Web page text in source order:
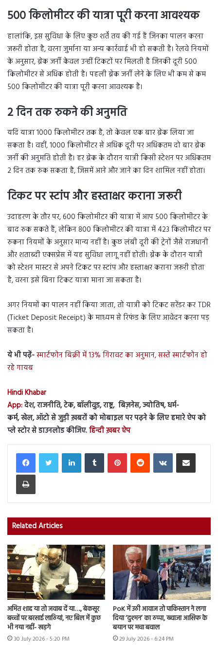
500 किलोमीटर की यात्रा पूरी करना आवश्यक
हालांकि, इस सुविधा के लिए कुछ शर्तें तय की गई हैं जिनका पालन करना
जरूरी होता है, वरना जुर्माना या अन्य कार्रवाई भी हो सकती है। रेलवे नियमों
के अनुसार, ब्रेक जर्नी केवल उन्हीं टिकटों पर मिलती है जिनकी दूरी 500
किलोमीटर से अधिक होती है। पहली ब्रेक जर्नी लेने के लिए भी कम से कम
500 किलोमीटर की यात्रा पूरी करना आवश्यक है।
2 दिन तक रुकने की अनुमति
यदि यात्रा 1000 किलोमीटर तक है, तो केवल एक बार ब्रेक लिया जा
सकता है। वहीं, 1000 किलोमीटर से अधिक दूरी पर अधिकतम दो बार ब्रेक
जर्नी की अनुमति होती है। हर ब्रेक के दौरान यात्री किसी स्टेशन पर अधिकतम
2 दिन तक रुक सकता है, जिसमें आने और जाने का दिन शामिल नहीं होता।
टिकट पर स्टांप और हस्ताक्षर कराना जरूरी
उदाहरण के तौर पर, 600 किलोमीटर की यात्रा में आप 500 किलोमीटर के
बाद रुक सकते हैं, लेकिन 800 किलोमीटर की यात्रा में 423 किलोमीटर पर
रुकना नियमों के अनुसार मान्य नहीं है। कुछ लंबी दूरी की ट्रेनों जैसे राजधानी
और शताब्दी एक्सप्रेस में यह सुविधा लागू नहीं होती। ब्रेक के दौरान यात्री
को स्टेशन मास्टर से अपने टिकट पर स्टांप और हस्ताक्षर कराना जरूरी होता
है, वरना इसे बिना टिकट यात्रा माना जा सकता है।
अगर नियमों का पालन नहीं किया जाता, तो यात्री को टिकट सरेंडर कर TDR
(Ticket Deposit Receipt) के माध्यम से रिफंड के लिए आवेदन करना पड़
सकता है।
ये भी पढ़ें-स्मार्टफोन बिक्री में 13% गिरावट का अनुमान, सस्ते स्मार्टफोन हो
रहे गायब
Hindi Khabar
App:देश, राजनीति, टेक, बॉलीवुड, राष्ट्र, बिज़नेस, ज्योतिष, धर्म-
कर्म, खेल, ऑटो से जुड़ी ख़बरों को मोबाइल पर पढ़ने के लिए हमारे ऐप को
प्ले स्टोर से डाउनलोड कीजिए.हिन्दी ख़बर ऐप
LinkedInTumblr PinterestReddit VKontakteShare via Email
Print
Related Articles
अमित शाह या तो जवाब दें या…., बेकसूर
बच्चों पर बरसाई लाठियां, नए बिल में कुछ
भी नया नहीं- खड़गे
30 July 2026 - 5:20 PM
PoK में उठी आवाज तो पाकिस्तान ने लगा
दिया ‘दुश्मन’ का ठप्पा, ख्वाजा आसिफ के
बयान पर मचा बवाल
29 July 2026 - 6:24 PM